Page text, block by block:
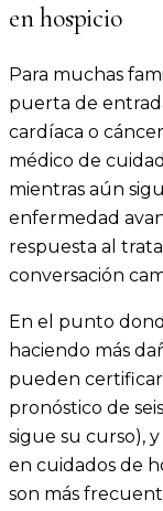
en hospicio
Para muchas
puerta de
cardíaca o
médico de
mientras aún
enfermedad
respuesta al
conversación
En el punto
haciendo más
pueden
pronóstico de
sigue su curso),
en cuidados de
son más